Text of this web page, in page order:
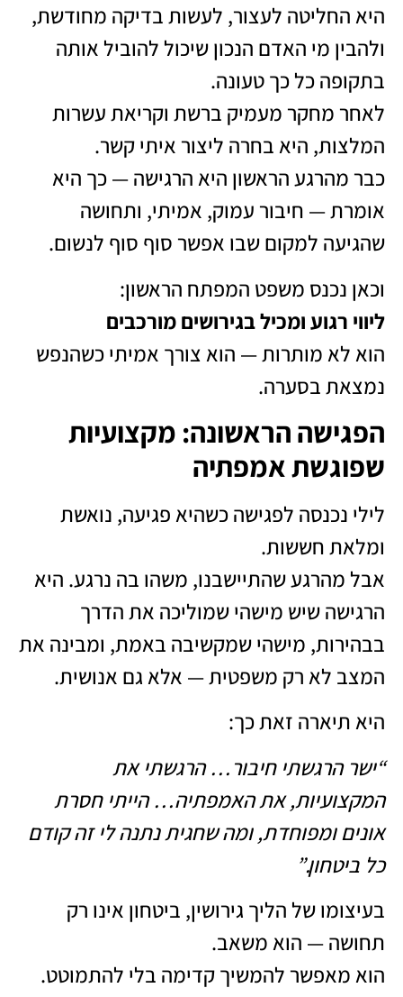
היא החליטה לעצור, לעשות בדיקה מחודשת,
ולהבין מי האדם הנכון שיכול להוביל אותה
בתקופה כל כך טעונה.
לאחר מחקר מעמיק ברשת וקריאת עשרות
המלצות, היא בחרה ליצור איתי קשר.
כבר מהרגע הראשון היא הרגישה — כך היא
אומרת — חיבור עמוק, אמיתי, ותחושה
שהגיעה למקום שבו אפשר סוף סוף לנשום.
וכאן נכנס משפט המפתח הראשון:
ליווי רגוע ומכיל בגירושים מורכבים
הוא לא מותרות — הוא צורך אמיתי כשהנפש
נמצאת בסערה.
הפגישה הראשונה: מקצועיות
שפוגשת אמפתיה
לילי נכנסה לפגישה כשהיא פגיעה, נואשת
ומלאת חששות.
אבל מהרגע שהתיישבנו, משהו בה נרגע. היא
הרגישה שיש מישהי שמוליכה את הדרך
בבהירות, מישהי שמקשיבה באמת, ומבינה את
המצב לא רק משפטית — אלא גם אנושית.
היא תיארה זאת כך:
“ישר הרגשתי חיבור… הרגשתי את
המקצועיות, את האמפתיה… הייתי חסרת
אונים ומפוחדת, ומה שחגית נתנה לי זה קודם
כל ביטחון.”
בעיצומו של הליך גירושין, ביטחון אינו רק
תחושה — הוא משאב.
הוא מאפשר להמשיך קדימה בלי להתמוטט.